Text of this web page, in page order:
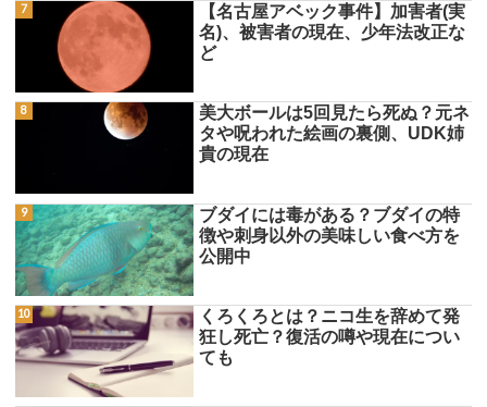
【名古屋アベック事件】加害者(実
名)、被害者の現在、少年法改正な
ど
美大ボールは5回見たら死ぬ？元ネ
タや呪われた絵画の裏側、UDK姉
貴の現在
ブダイには毒がある？ブダイの特
徴や刺身以外の美味しい食べ方を
公開中
くろくろとは？ニコ生を辞めて発
狂し死亡？復活の噂や現在につい
ても